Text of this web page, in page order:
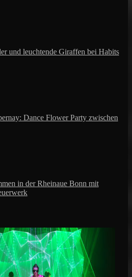
und leuchtende Giraffen bei Habits
Dance Flower Party zwischen
in der Rheinaue Bonn mit